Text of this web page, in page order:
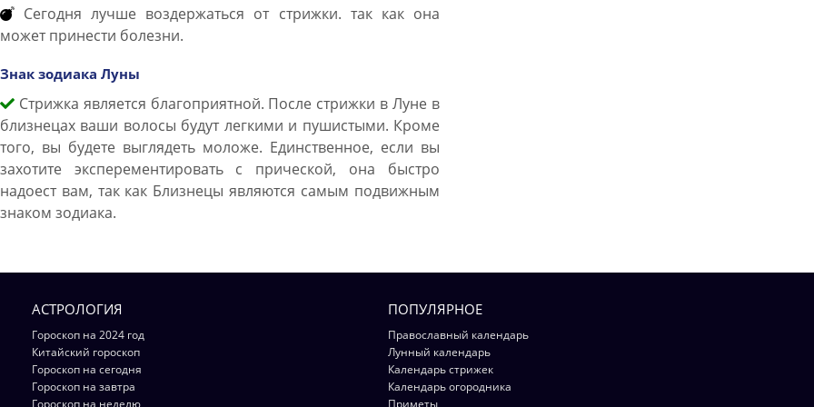
Сегодня лучше воздержаться от стрижки. так как она
может принести болезни.
Знак зодиака Луны
Стрижка является благоприятной. После стрижки в Луне в
близнецах ваши волосы будут легкими и пушистыми. Кроме
того, вы будете выглядеть моложе. Единственное, если вы
захотите эксперементировать с прической, она быстро
надоест вам, так как Близнецы являются самым подвижным
знаком зодиака.
АСТРОЛОГИЯ
Гороскоп на 2024 год
Китайский гороскоп
Гороскоп на сегодня
Гороскоп на завтра
Гороскоп на неделю
ПОПУЛЯРНОЕ
Православный календарь
Лунный календарь
Календарь стрижек
Календарь огородника
Приметы